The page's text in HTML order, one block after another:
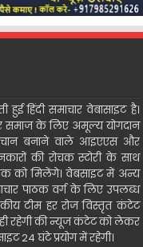
हिंदी समाचार वेबासाइट है।
समाज के लिए अमूल्य योगदान
बनाने वाले आइएएस और
की रोचक स्टोरी के साथ
को मिलेंगे। वेबसाइट में अन्य
पाठक वर्ग के लिए उपलब्ध
टीम हर रोज विस्तृत कंटेट
रहेगी की न्यूज कंटेट को लेकर
24 घंटे प्रयोग में रहेगी।